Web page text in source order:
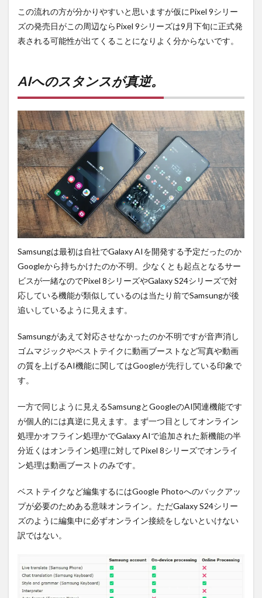
この流れの方が分かりやすいと思いますが仮にPixel 9シリー
ズの発売日がこの周辺ならPixel 9シリーズは9月下旬に正式発
表される可能性が出てくることになりよく分からないです。
AIへのスタンスが真逆。
Samsungは最初は自社でGalaxy AIを開発する予定だったのか
Googleから持ちかけたのか不明。少なくとも起点となるサー
ビスが一緒なのでPixel 8シリーズやGalaxy S24シリーズで対
応している機能が類似しているのは当たり前でSamsungが後
追いしているように見えます。
Samsungがあえて対応させなかったのか不明ですが音声消し
ゴムマジックやベストテイクに動画ブーストなど写真や動画
の質を上げるAI機能に関してはGoogleが先行している印象で
す。
一方で同じように見えるSamsungとGoogleのAI関連機能です
が個人的には真逆に見えます。まず一つ目としてオンライン
処理かオフライン処理かでGalaxy AIで追加された新機能の半
分近くはオンライン処理に対してPixel 8シリーズでオンライ
ン処理は動画ブーストのみです。
ベストテイクなど編集するにはGoogle Photoへのバックアッ
プが必要のためある意味オンライン。ただGalaxy S24シリー
ズのように編集中に必ずオンライン接続をしないといけない
訳ではない。